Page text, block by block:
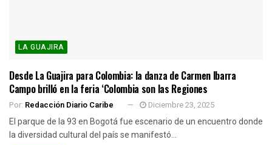
LA GUAJIRA
Desde La Guajira para Colombia: la danza de Carmen Ibarra
Campo brilló en la feria ‘Colombia son las Regiones
Por: Redacción Diario Caribe Diciembre 23, 2025
El parque de la 93 en Bogotá fue escenario de un encuentro donde
la diversidad cultural del país se manifestó...